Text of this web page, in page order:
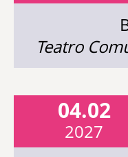
Teatro
04.02
2027